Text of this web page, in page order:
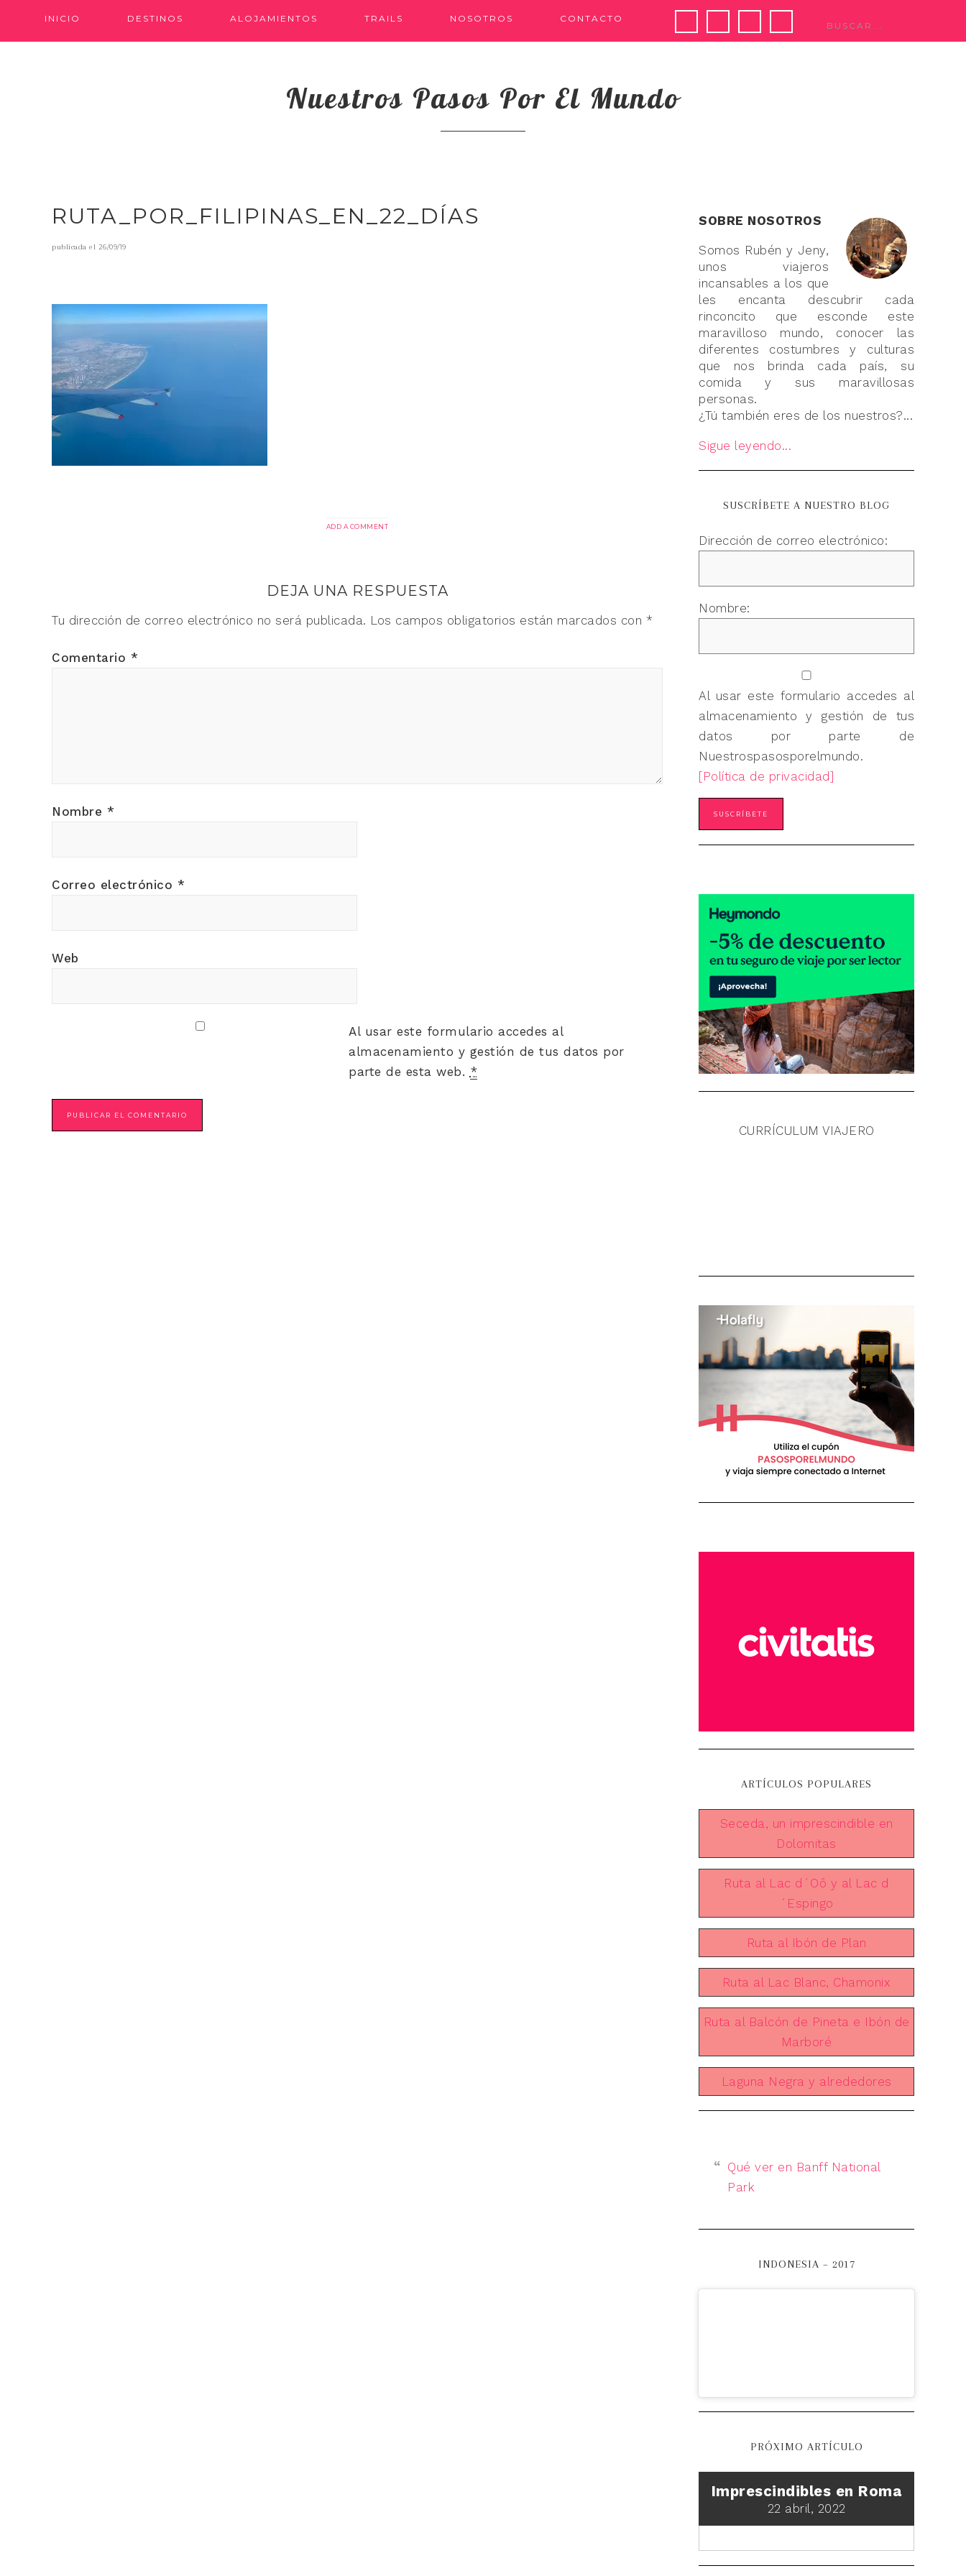
INICIO DESTINOS ALOJAMIENTOS TRAILS NOSOTROS CONTACTO
Nuestros Pasos Por El Mundo
RUTA_POR_FILIPINAS_EN_22_DÍAS
publicada el 26/09/19
ADD A COMMENT
DEJA UNA RESPUESTA
Tu dirección de correo electrónico no será publicada. Los campos obligatorios están marcados con *
Comentario *
Nombre *
Correo electrónico *
Web
Al usar este formulario accedes al
almacenamiento y gestión de tus datos por
parte de esta web. *
SOBRE NOSOTROS
Somos Rubén y Jeny,
unos viajeros
incansables a los que
les encanta descubrir cada
rinconcito que esconde este
maravilloso mundo, conocer las
diferentes costumbres y culturas
que nos brinda cada país, su
comida y sus maravillosas
personas.
¿Tú también eres de los nuestros?...
Sigue leyendo...
SUSCRÍBETE A NUESTRO BLOG
Dirección de correo electrónico:
Nombre:
Al usar este formulario accedes al
almacenamiento y gestión de tus
datos por parte de
Nuestrospasosporelmundo.
[Política de privacidad]
CURRÍCULUM VIAJERO
ARTÍCULOS POPULARES
Seceda, un imprescindible en
Dolomitas
Ruta al Lac d´Oô y al Lac d
´Espingo
Ruta al Ibón de Plan
Ruta al Lac Blanc, Chamonix
Ruta al Balcón de Pineta e Ibón de
Marboré
Laguna Negra y alrededores
Qué ver en Banff National
Park
INDONESIA – 2017
PRÓXIMO ARTÍCULO
Imprescindibles en Roma
22 abril, 2022